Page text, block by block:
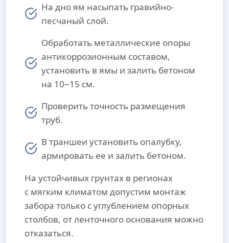
На дно ям насыпать гравийно-
песчаный слой.
Обработать металлические опоры
антикоррозионным составом,
установить в ямы и залить бетоном
на 10−15 см.
Проверить точность размещения
труб.
В траншеи установить опалубку,
армировать ее и залить бетоном.
На устойчивых грунтах в регионах
с мягким климатом допустим монтаж
забора только с углублением опорных
столбов, от ленточного основания можно
отказаться.